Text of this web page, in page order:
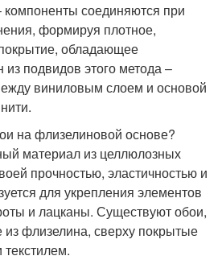
компоненты соединяются при
формируя плотное,
обладающее
подвидов этого метода –
виниловым слоем и основой
на флизелиновой основе?
материал из целлюлозных
прочностью, эластичностью и
для укрепления элементов
и лацканы. Существуют обои,
флизелина, сверху покрытые